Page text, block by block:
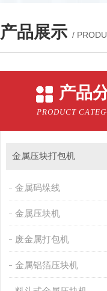
产品展示 /
产品
PRODUCT
金属压块打包机
金属码垛线
金属压块机
废金属打包机
金属铝箔压块机